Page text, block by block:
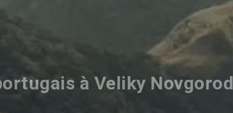
à Veliky Novgorod